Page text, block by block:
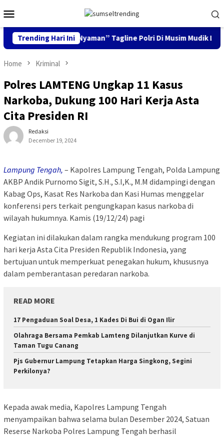
to
contentMenu
Trending Hari Ini
Aman, Keluarga Nyaman” Tagline Polri Di Musim Mudik Lebaran
Home Kriminal
Polres LAMTENG Ungkap 11 Kasus
Narkoba, Dukung 100 Hari Kerja Asta
Cita Presiden RI
Redaksi
December 19, 2024
Lampung Tengah, – Kapolres Lampung Tengah, Polda Lampung
AKBP Andik Purnomo Sigit, S.H., S.I,K., M.M didampingi dengan
Kabag Ops, Kasat Res Narkoba dan Kasi Humas menggelar
konferensi pers terkait pengungkapan kasus narkoba di
wilayah hukumnya. Kamis (19/12/24) pagi
Kegiatan ini dilakukan dalam rangka mendukung program 100
hari kerja Asta Cita Presiden Republik Indonesia, yang
bertujuan untuk memperkuat penegakan hukum, khususnya
dalam pemberantasan peredaran narkoba.
READ MORE
17 Pengaduan Soal Desa, 1 Kades Di Bui di Ogan Ilir
Olahraga Bersama Pemkab Lamteng Dilanjutkan Kurve di
Taman Tugu Canang
Pjs Gubernur Lampung Tetapkan Harga Singkong, Segini
Perkilonya?
Kepada awak media, Kapolres Lampung Tengah
menyampaikan bahwa selama bulan Desember 2024, Satuan
Reserse Narkoba Polres Lampung Tengah berhasil